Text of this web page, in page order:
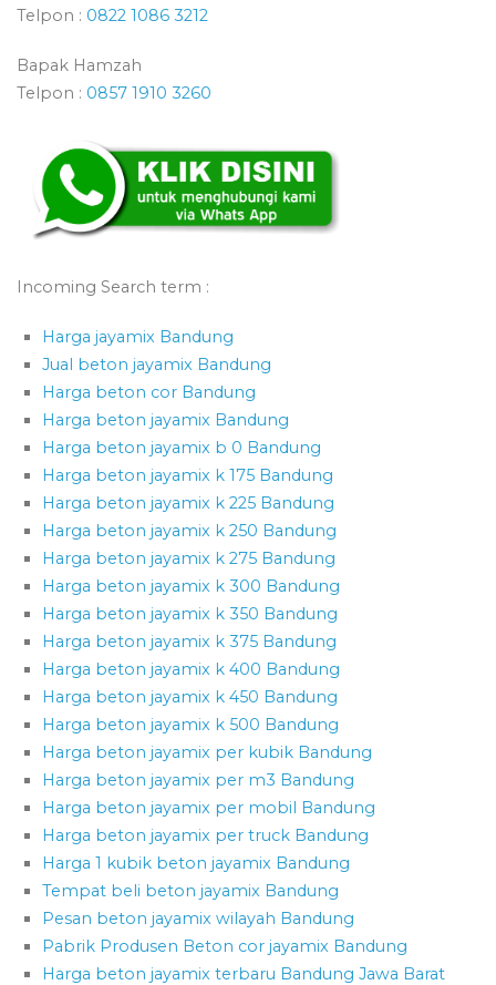
Telpon : 0822 1086 3212
Bapak Hamzah
Telpon : 0857 1910 3260
Incoming Search term :
Harga jayamix Bandung
Jual beton jayamix Bandung
Harga beton cor Bandung
Harga beton jayamix Bandung
Harga beton jayamix b 0 Bandung
Harga beton jayamix k 175 Bandung
Harga beton jayamix k 225 Bandung
Harga beton jayamix k 250 Bandung
Harga beton jayamix k 275 Bandung
Harga beton jayamix k 300 Bandung
Harga beton jayamix k 350 Bandung
Harga beton jayamix k 375 Bandung
Harga beton jayamix k 400 Bandung
Harga beton jayamix k 450 Bandung
Harga beton jayamix k 500 Bandung
Harga beton jayamix per kubik Bandung
Harga beton jayamix per m3 Bandung
Harga beton jayamix per mobil Bandung
Harga beton jayamix per truck Bandung
Harga 1 kubik beton jayamix Bandung
Tempat beli beton jayamix Bandung
Pesan beton jayamix wilayah Bandung
Pabrik Produsen Beton cor jayamix Bandung
Harga beton jayamix terbaru Bandung Jawa Barat